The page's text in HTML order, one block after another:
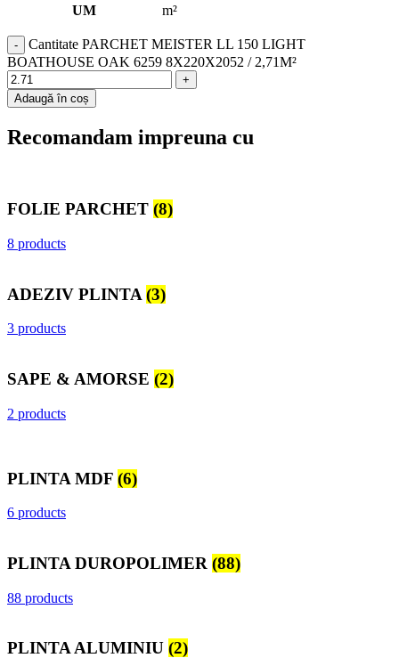
UM m²
Cantitate PARCHET MEISTER LL 150 LIGHT
BOATHOUSE OAK 6259 8X220X2052 / 2,71M²
Adaugă în coș
Recomandam impreuna cu
FOLIE PARCHET (8)
8 products
ADEZIV PLINTA (3)
3 products
SAPE & AMORSE (2)
2 products
PLINTA MDF (6)
6 products
PLINTA DUROPOLIMER (88)
88 products
PLINTA ALUMINIU (2)